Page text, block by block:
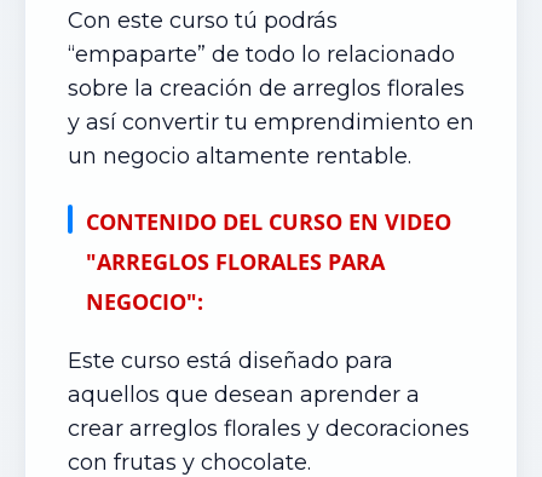
Con este curso tú podrás
“empaparte” de todo lo relacionado
sobre la creación de arreglos florales
y así convertir tu emprendimiento en
un negocio altamente rentable.
CONTENIDO DEL CURSO EN VIDEO
"ARREGLOS FLORALES PARA
NEGOCIO":
Este curso está diseñado para
aquellos que desean aprender a
crear arreglos florales y decoraciones
con frutas y chocolate.